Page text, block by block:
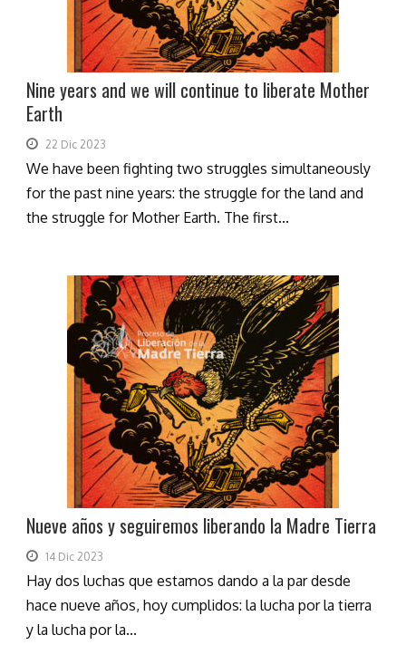
Nine years and we will continue to liberate Mother
Earth
22 Dic 2023
We have been fighting two struggles simultaneously
for the past nine years: the struggle for the land and
the struggle for Mother Earth. The first...
Nueve años y seguiremos liberando la Madre Tierra
14 Dic 2023
Hay dos luchas que estamos dando a la par desde
hace nueve años, hoy cumplidos: la lucha por la tierra
y la lucha por la...